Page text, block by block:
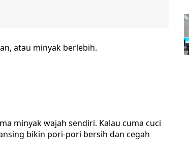
atau minyak berlebih.
minyak wajah sendiri. Kalau cuma cuci
bikin pori-pori bersih dan cegah